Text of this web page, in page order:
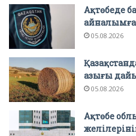
Ақтөбеде
айналымға
05.08.2026
азығы
05.08.2026
Ақтөбе